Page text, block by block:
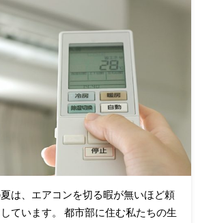
は、エアコンを切る暇が無いほど頼
ています。 都市部に住む私たちの生